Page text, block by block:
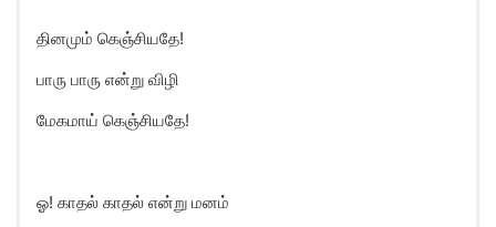
தினமும் கெஞ்சியதே!
பாரு பாரு என்று விழி
மேகமாய் கெஞ்சியதே!
ஓ! காதல் காதல் என்று மனம்